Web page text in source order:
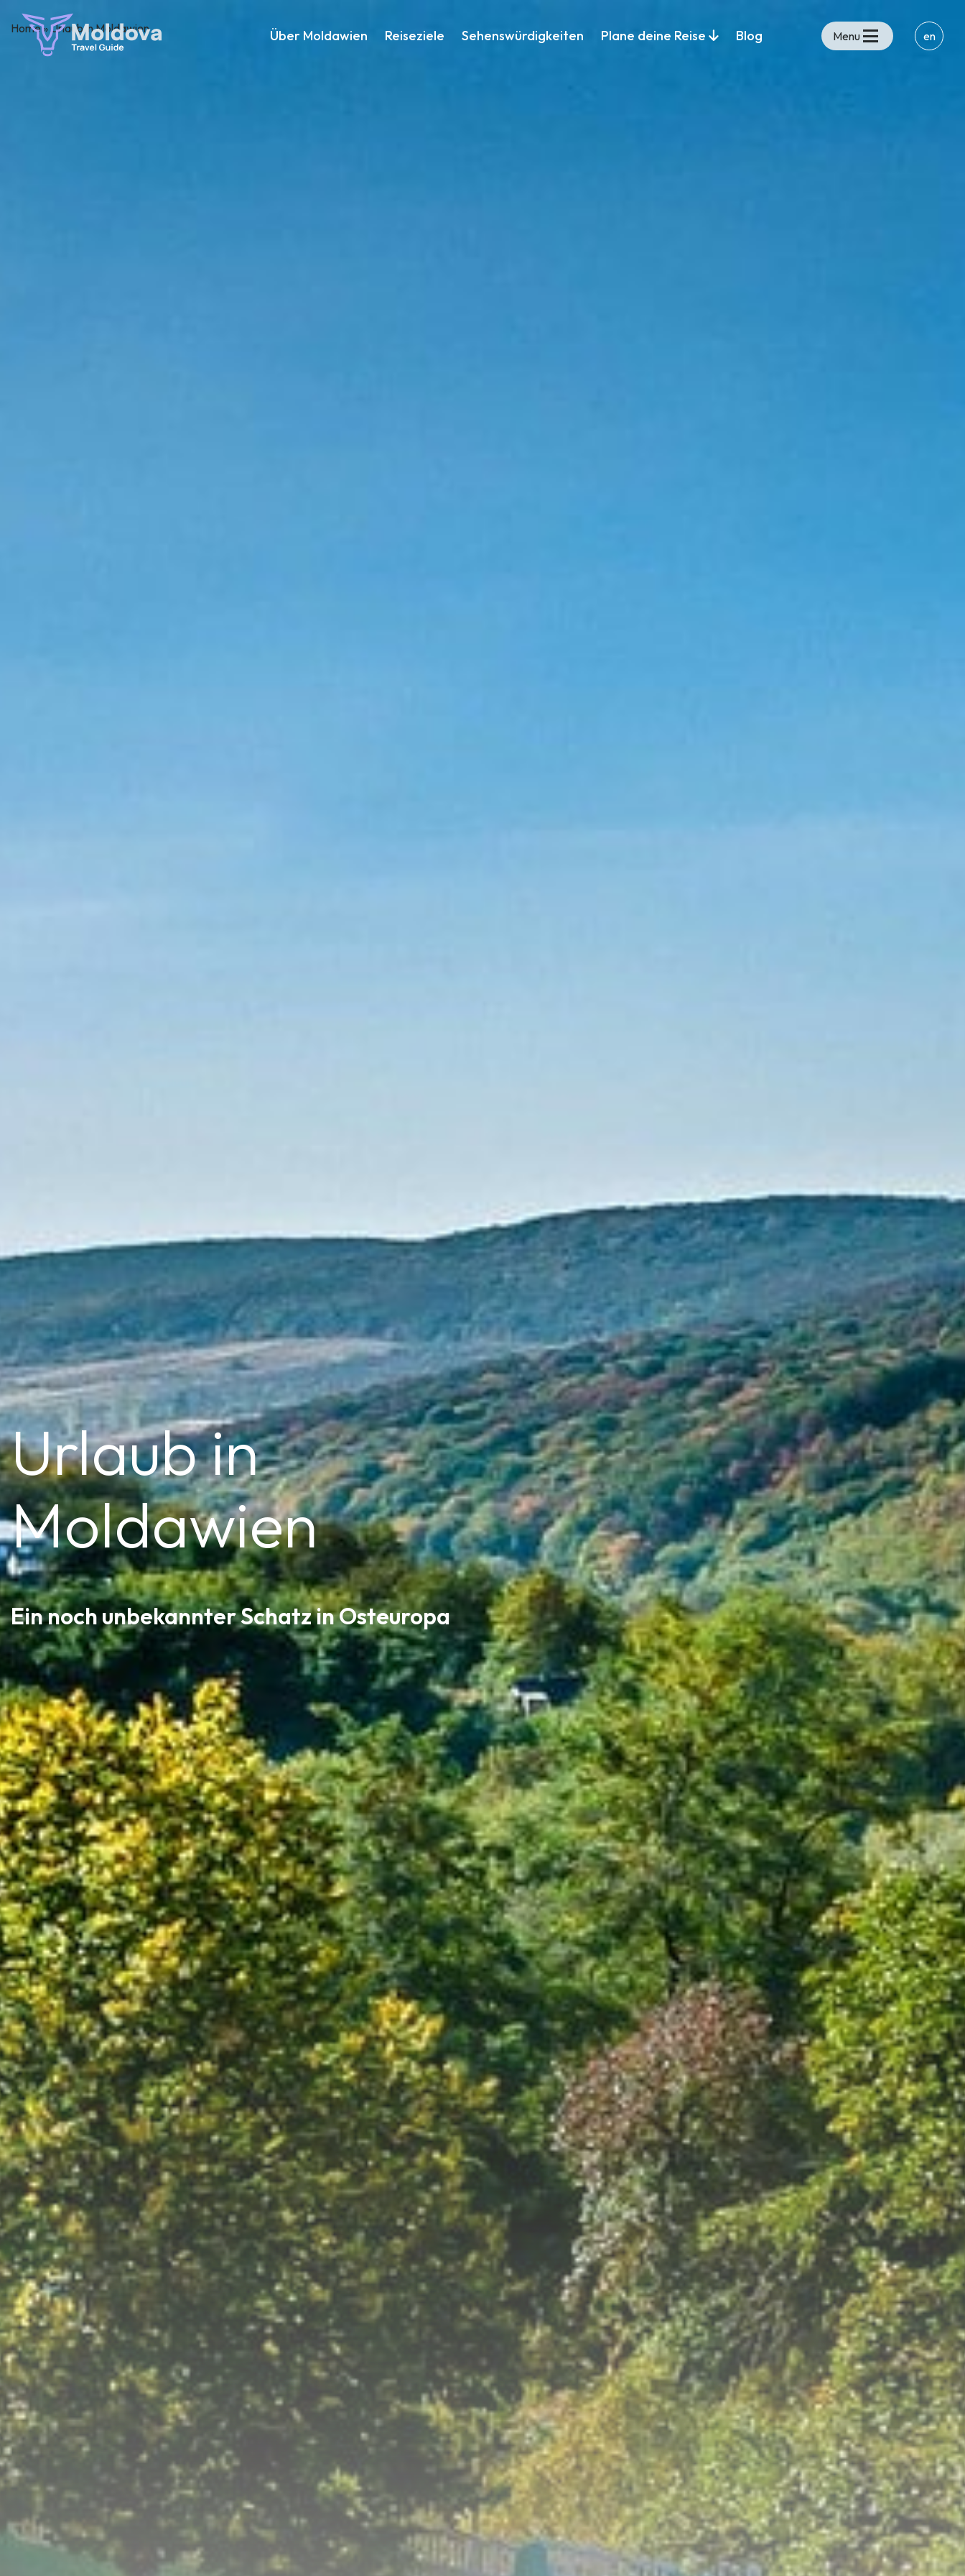
Über Moldawien Reiseziele Sehenswürdigkeiten Plane deine Reise Blog Menu en
Home»Urlaub in Moldawien
Urlaub in
Moldawien
Ein noch unbekannter Schatz in Osteuropa